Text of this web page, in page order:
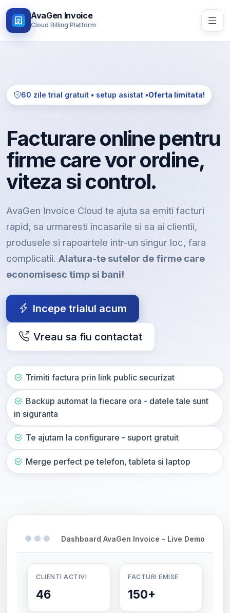
AvaGen Invoice
Cloud Billing Platform
60 zile trial gratuit • setup asistat •Oferta limitata!
Facturare online pentru
firme care vor ordine,
viteza si control.
AvaGen Invoice Cloud te ajuta sa emiti facturi
rapid, sa urmaresti incasarile si sa ai clientii,
produsele si rapoartele intr-un singur loc, fara
complicatii. Alatura-te sutelor de firme care
economisesc timp si bani!
Incepe trialul acum
Vreau sa fiu contactat
Trimiti factura prin link public securizat
Backup automat la fiecare ora - datele tale sunt
in siguranta
Te ajutam la configurare - suport gratuit
Merge perfect pe telefon, tableta si laptop
Dashboard AvaGen Invoice - Live Demo
CLIENTI ACTIVI
46
FACTURI EMISE
150+